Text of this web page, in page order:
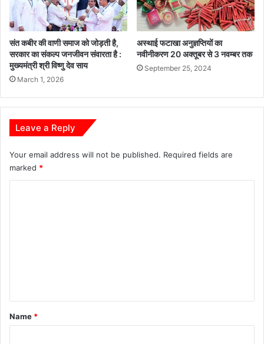
संत कबीर की वाणी समाज को जोड़ती है,
सरकार का संकल्प जनजीवन संवारता है :
मुख्यमंत्री श्री विष्णु देव साय
March 1, 2026
अस्थाई फटाखा अनुज्ञप्तियों का
नवीनीकरण 20 अक्तूबर से 3 नवम्बर तक
September 25, 2024
Leave a Reply
Your email address will not be published. Required fields are
marked *
*
Name *